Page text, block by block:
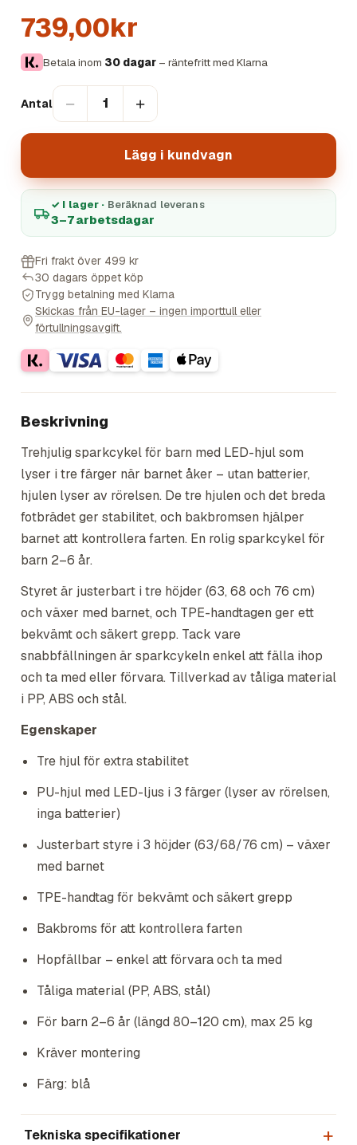
739,00kr
Betala inom 30 dagar – räntefritt med Klarna
Antal − 1 +
Lägg i kundvagn
✓ I lager · Beräknad leverans
3–7 arbetsdagar
Fri frakt över 499 kr
30 dagars öppet köp
Trygg betalning med Klarna
Skickas från EU-lager – ingen importtull eller
förtullningsavgift.
Beskrivning
Trehjulig sparkcykel för barn med LED-hjul som
lyser i tre färger när barnet åker – utan batterier,
hjulen lyser av rörelsen. De tre hjulen och det breda
fotbrädet ger stabilitet, och bakbromsen hjälper
barnet att kontrollera farten. En rolig sparkcykel för
barn 2–6 år.
Styret är justerbart i tre höjder (63, 68 och 76 cm)
och växer med barnet, och TPE-handtagen ger ett
bekvämt och säkert grepp. Tack vare
snabbfällningen är sparkcykeln enkel att fälla ihop
och ta med eller förvara. Tillverkad av tåliga material
i PP, ABS och stål.
Egenskaper
Tre hjul för extra stabilitet
PU-hjul med LED-ljus i 3 färger (lyser av rörelsen,
inga batterier)
Justerbart styre i 3 höjder (63/68/76 cm) – växer
med barnet
TPE-handtag för bekvämt och säkert grepp
Bakbroms för att kontrollera farten
Hopfällbar – enkel att förvara och ta med
Tåliga material (PP, ABS, stål)
För barn 2–6 år (längd 80–120 cm), max 25 kg
Kräver montering
Färg: blå
Tekniska specifikationer